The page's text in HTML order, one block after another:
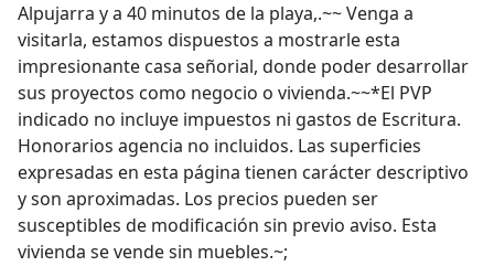
Alpujarra y a 40 minutos de la playa,.~~ Venga a
visitarla, estamos dispuestos a mostrarle esta
impresionante casa señorial, donde poder desarrollar
sus proyectos como negocio o vivienda.~~*El PVP
indicado no incluye impuestos ni gastos de Escritura.
Honorarios agencia no incluidos. Las superficies
expresadas en esta página tienen carácter descriptivo
y son aproximadas. Los precios pueden ser
susceptibles de modificación sin previo aviso. Esta
vivienda se vende sin muebles.~;